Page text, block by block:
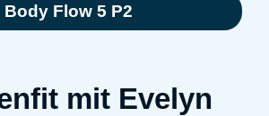
Body Flow 5 P2
mit Evelyn